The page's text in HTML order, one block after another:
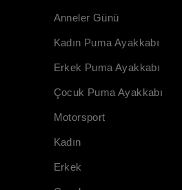
Anneler Günü
Kadın Puma Ayakkabı
Erkek Puma Ayakkabı
Çocuk Puma Ayakkabı
Motorsport
Kadın
Erkek